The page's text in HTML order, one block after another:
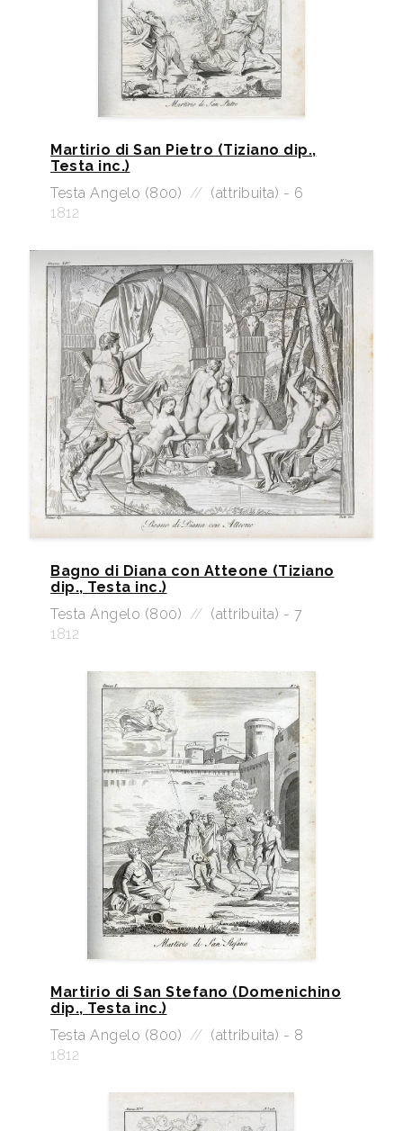
Martirio di San Pietro (Tiziano dip.,
Testa inc.)
Testa Angelo (800) // (attribuita) - 6
1812
Bagno di Diana con Atteone (Tiziano
dip., Testa inc.)
Testa Angelo (800) // (attribuita) - 7
1812
Martirio di San Stefano (Domenichino
dip., Testa inc.)
Testa Angelo (800) // (attribuita) - 8
1812